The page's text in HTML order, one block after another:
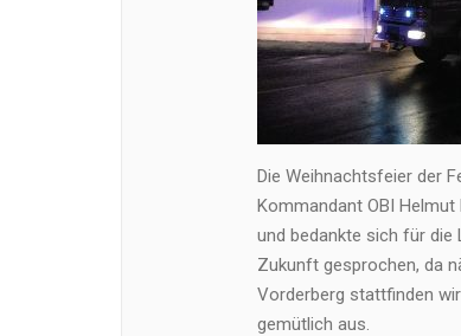
Die Weihnachtsfeier der
Kommandant OBI
und bedankte sich für die
Zukunft gesprochen, da
Vorderberg stattfinden
gemütlich aus.